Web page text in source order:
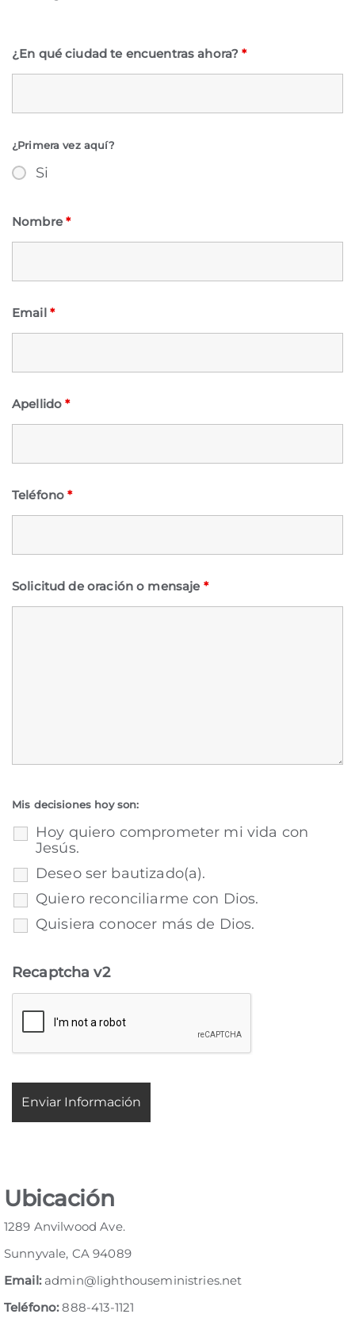
¿En qué ciudad te encuentras ahora?*
¿Primera vez aquí?
Si
Nombre*
Email *
Apellido*
Teléfono*
Solicitud de oración o mensaje *
Mis decisiones hoy son:
Hoy quiero comprometer mi vida con
Jesús.
Deseo ser bautizado(a).
Quiero reconciliarme con Dios.
Quisiera conocer más de Dios.
Recaptcha v2
Ubicación
1289 Anvilwood Ave.
Sunnyvale, CA 94089
Email: admin@lighthouseministries.net
Teléfono:888-413-1121